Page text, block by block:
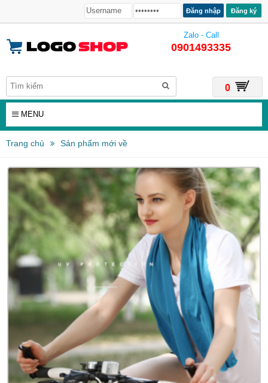
Đăng ký
Zalo - Call
0901493335
0
MENU
Trang chủ Sản phẩm mới về